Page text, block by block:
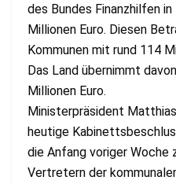
des Bundes Finanzhilfen
Millionen Euro. Diesen
Kommunen mit rund 114
Das Land übernimmt
Millionen Euro.
Ministerpräsident
heutige
die Anfang voriger Woche
Vertretern der